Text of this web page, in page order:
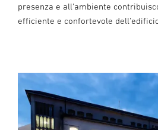
presenza e all'ambiente
efficiente e confortevole